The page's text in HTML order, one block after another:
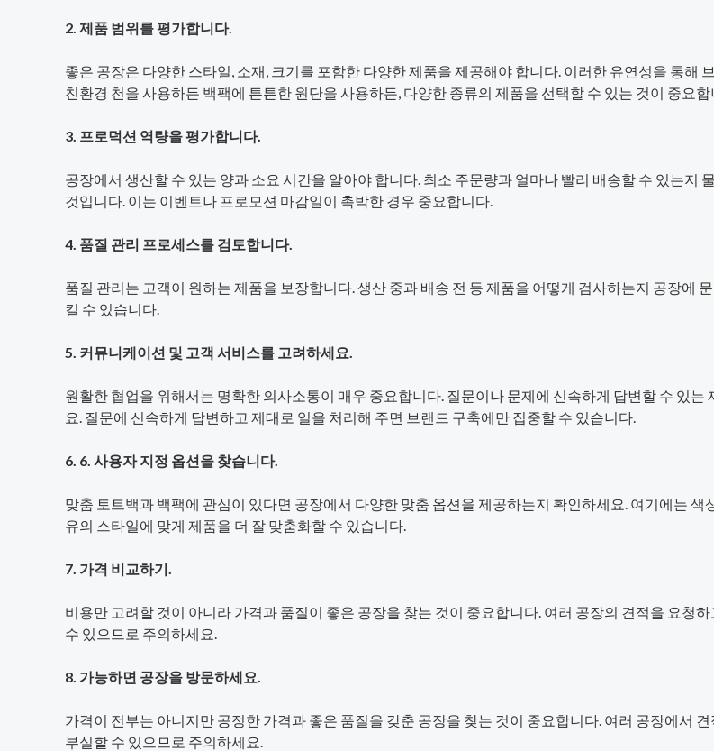
2. 제품 범위를 평가합니다.
좋은 공장은 다양한 스타일, 소재, 크기를 포함한 다양한 제품을 제공해야 합니다. 이러한 유연성을 통해
친환경 천을 사용하든 백팩에 튼튼한 원단을 사용하든, 다양한 종류의 제품을 선택할 수 있는 것이 중요합
3. 프로덕션 역량을 평가합니다.
공장에서 생산할 수 있는 양과 소요 시간을 알아야 합니다. 최소 주문량과 얼마나 빨리 배송할 수 있는지
것입니다. 이는 이벤트나 프로모션 마감일이 촉박한 경우 중요합니다.
4. 품질 관리 프로세스를 검토합니다.
품질 관리는 고객이 원하는 제품을 보장합니다. 생산 중과 배송 전 등 제품을 어떻게 검사하는지 공장에
킬 수 있습니다.
5. 커뮤니케이션 및 고객 서비스를 고려하세요.
원활한 협업을 위해서는 명확한 의사소통이 매우 중요합니다. 질문이나 문제에 신속하게 답변할 수 있
요. 질문에 신속하게 답변하고 제대로 일을 처리해 주면 브랜드 구축에만 집중할 수 있습니다.
6. 6. 사용자 지정 옵션을 찾습니다.
맞춤 토트백과 백팩에 관심이 있다면 공장에서 다양한 맞춤 옵션을 제공하는지 확인하세요. 여기에는
유의 스타일에 맞게 제품을 더 잘 맞춤화할 수 있습니다.
7. 가격 비교하기.
비용만 고려할 것이 아니라 가격과 품질이 좋은 공장을 찾는 것이 중요합니다. 여러 공장의 견적을 요청
수 있으므로 주의하세요.
8. 가능하면 공장을 방문하세요.
가격이 전부는 아니지만 공정한 가격과 좋은 품질을 갖춘 공장을 찾는 것이 중요합니다. 여러 공장에서
부실할 수 있으므로 주의하세요.